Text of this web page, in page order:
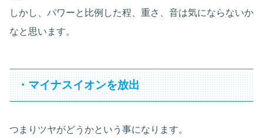
しかし、パワーと比例した程、重さ、音は気にならないか
なと思います。
・マイナスイオンを放出
つまりツヤがどうかという事になります。